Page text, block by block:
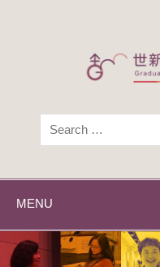
世新大學性別研究所
MENU